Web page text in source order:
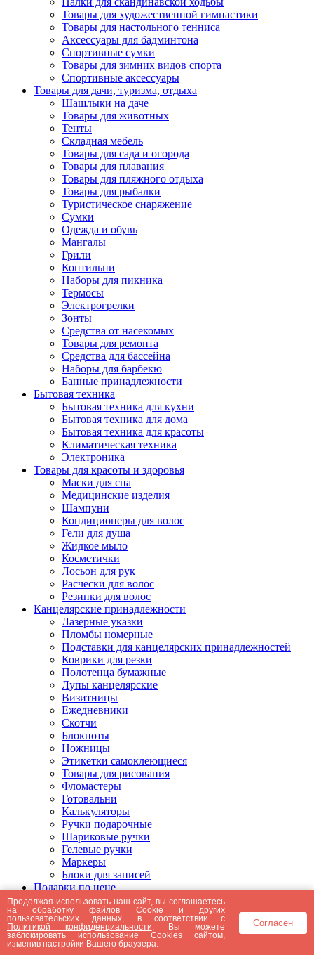
Товары для художественной гимнастики
Товары для настольного тенниса
Аксессуары для бадминтона
Спортивные сумки
Товары для зимних видов спорта
Спортивные аксессуары
Товары для дачи, туризма, отдыха
Шашлыки на даче
Товары для животных
Тенты
Складная мебель
Товары для сада и огорода
Товары для плавания
Товары для пляжного отдыха
Товары для рыбалки
Туристическое снаряжение
Сумки
Одежда и обувь
Мангалы
Грили
Коптильни
Наборы для пикника
Термосы
Электрогрелки
Зонты
Средства от насекомых
Товары для ремонта
Средства для бассейна
Наборы для барбекю
Банные принадлежности
Бытовая техника
Бытовая техника для кухни
Бытовая техника для дома
Бытовая техника для красоты
Климатическая техника
Электроника
Товары для красоты и здоровья
Маски для сна
Медицинские изделия
Шампуни
Кондиционеры для волос
Гели для душа
Жидкое мыло
Косметички
Лосьон для рук
Расчески для волос
Резинки для волос
Канцелярские принадлежности
Лазерные указки
Пломбы номерные
Подставки для канцелярских принадлежностей
Коврики для резки
Полотенца бумажные
Лупы канцелярские
Визитницы
Ежедневники
Скотчи
Блокноты
Ножницы
Этикетки самоклеющиеся
Товары для рисования
Фломастеры
Готовальни
Калькуляторы
Ручки подарочные
Шариковые ручки
Гелевые ручки
Маркеры
Блоки для записей
Подарки по цене
Подарки от 5000 рублей
Подарки до 5000 рублей
Подарки до 3000 рублей
Подарки до 2000 рублей
Подарки до 1000 рублей
Продолжая использовать наш сайт, вы соглашаетесь
наобработку файлов Cookie и других
пользовательских данных, в соответствии с
Политикой конфиденциальности . Вы можете
заблокировать использование Cookies сайтом,
изменив настройки Вашего браузера.
Согласен